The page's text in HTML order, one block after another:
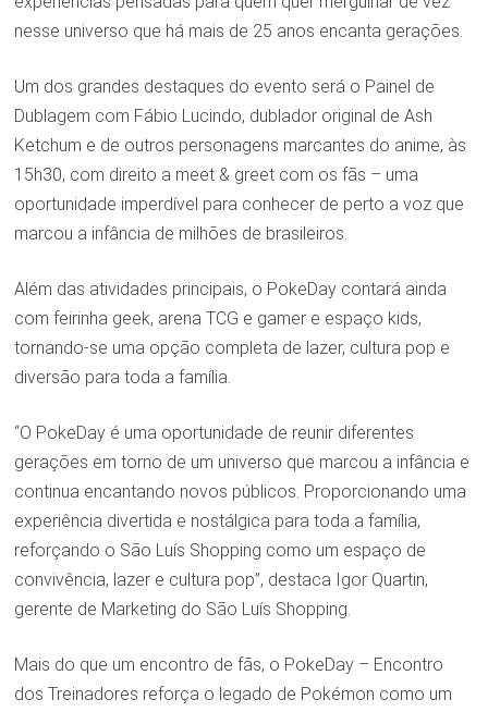
nesse universo que há mais de 25 anos encanta gerações.
Um dos grandes destaques do evento será o Painel de
Dublagem com Fábio Lucindo, dublador original de Ash
Ketchum e de outros personagens marcantes do anime, às
15h30, com direito a meet & greet com os fãs – uma
oportunidade imperdível para conhecer de perto a voz que
marcou a infância de milhões de brasileiros.
Além das atividades principais, o PokeDay contará ainda
com feirinha geek, arena TCG e gamer e espaço kids,
tornando-se uma opção completa de lazer, cultura pop e
diversão para toda a família.
“O PokeDay é uma oportunidade de reunir diferentes
gerações em torno de um universo que marcou a infância e
continua encantando novos públicos. Proporcionando uma
experiência divertida e nostálgica para toda a família,
reforçando o São Luís Shopping como um espaço de
convivência, lazer e cultura pop”, destaca Igor Quartin,
gerente de Marketing do São Luís Shopping.
Mais do que um encontro de fãs, o PokeDay – Encontro
dos Treinadores reforça o legado de Pokémon como um